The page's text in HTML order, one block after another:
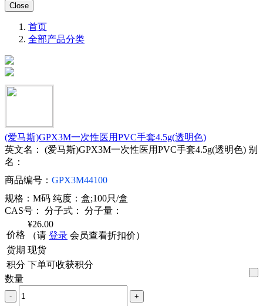
Close
首页
全部产品分类
(爱马斯)GPX3M一次性医用PVC手套4.5g(透明色)
英文名： (爱马斯)GPX3M一次性医用PVC手套4.5g(透明色) 别
名：
商品编号： GPX3M44100
规格：M码 纯度：盒;100只/盒
CAS号： 分子式： 分子量：
价格
¥26.00
（请 登录 会员查看折扣价）
货期 现货
积分 下单可收获积分
数量
-
+